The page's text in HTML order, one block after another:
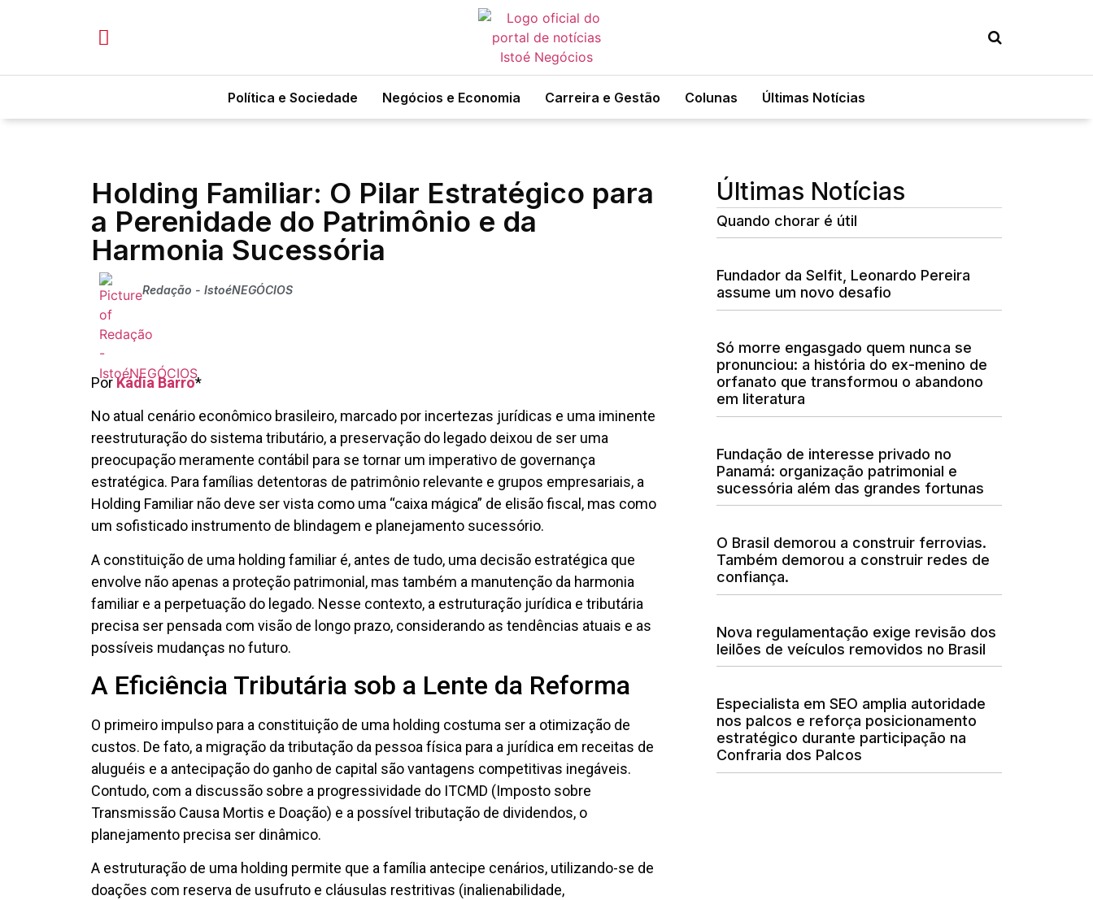
Política e Sociedade Negócios e Economia Carreira e Gestão Colunas Últimas Notícias
Holding Familiar: O Pilar Estratégico para
a Perenidade do Patrimônio e da
Harmonia Sucessória
Redação - IstoéNEGÓCIOS
PorKádia Barro*
No atual cenário econômico brasileiro, marcado por incertezas jurídicas e uma iminente
reestruturação do sistema tributário, a preservação do legado deixou de ser uma
preocupação meramente contábil para se tornar um imperativo de governança
estratégica. Para famílias detentoras de patrimônio relevante e grupos empresariais, a
Holding Familiar não deve ser vista como uma “caixa mágica” de elisão fiscal, mas como
um sofisticado instrumento de blindagem e planejamento sucessório.
A constituição de uma holding familiar é, antes de tudo, uma decisão estratégica que
envolve não apenas a proteção patrimonial, mas também a manutenção da harmonia
familiar e a perpetuação do legado. Nesse contexto, a estruturação jurídica e tributária
precisa ser pensada com visão de longo prazo, considerando as tendências atuais e as
possíveis mudanças no futuro.
A Eficiência Tributária sob a Lente da Reforma
O primeiro impulso para a constituição de uma holding costuma ser a otimização de
custos. De fato, a migração da tributação da pessoa física para a jurídica em receitas de
aluguéis e a antecipação do ganho de capital são vantagens competitivas inegáveis.
Contudo, com a discussão sobre a progressividade do ITCMD (Imposto sobre
Transmissão Causa Mortis e Doação) e a possível tributação de dividendos, o
planejamento precisa ser dinâmico.
A estruturação de uma holding permite que a família antecipe cenários, utilizando-se de
doações com reserva de usufruto e cláusulas restritivas (inalienabilidade,
Últimas Notícias
Quando chorar é útil
Fundador da Selfit, Leonardo Pereira
assume um novo desafio
Só morre engasgado quem nunca se
pronunciou: a história do ex-menino de
orfanato que transformou o abandono
em literatura
Fundação de interesse privado no
Panamá: organização patrimonial e
sucessória além das grandes fortunas
O Brasil demorou a construir ferrovias.
Também demorou a construir redes de
confiança.
Nova regulamentação exige revisão dos
leilões de veículos removidos no Brasil
Especialista em SEO amplia autoridade
nos palcos e reforça posicionamento
estratégico durante participação na
Confraria dos Palcos